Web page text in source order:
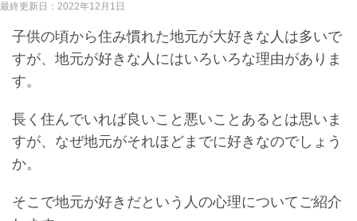
最終更新日：2022年12月1日
子供の頃から住み慣れた地元が大好きな人は多いで
すが、地元が好きな人にはいろいろな理由がありま
す。
長く住んでいれば良いこと悪いことあるとは思いま
すが、なぜ地元がそれほどまでに好きなのでしょう
か。
そこで地元が好きだという人の心理についてご紹介